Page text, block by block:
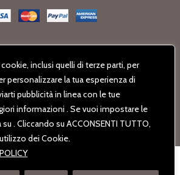
inclusi quelli di terze parti, per
personalizzare la tua esperienza di
pubblicità in linea con le tue
informazioni . Se vuoi impostare le
. Cliccando su ACCONSENTI TUTTO,
dei Cookie.
withby Creartlab.it